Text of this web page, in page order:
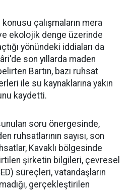
çalışmaların mera
ekolojik denge üzerinde
yönündeki iddiaları da
son yıllarda maden
Bartın, bazı ruhsat
ile su kaynaklarına yakın
kaydetti.
soru önergesinde,
ruhsatlarının sayısı, son
Kavaklı bölgesinde
şirketin bilgileri, çevresel
süreçleri, vatandaşların
gerçekleştirilen